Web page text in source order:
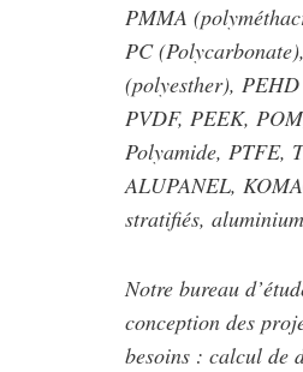
PMMA
PC
(polyesther),
PVDF, PEEK,
Polyamide, PTFE,
ALUPANEL,
stratifiés,
Notre bureau
conception des
besoins : calcul de